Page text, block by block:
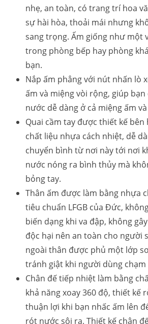
nhẹ, an toàn, có trang trí hoa
sự hài hòa, thoải mái nhưng
sang trọng. Ấm giống như một
trong phòng bếp hay phòng
bạn.
Nắp ấm phẳng với nút nhấn lò
ấm và miệng vòi rộng, giúp
nước dễ dàng ở cả miệng ấm
Quai cầm tay được thiết kế bên
chất liệu nhựa cách nhiệt, dễ
chuyển bình từ nơi này tới nơi
nước nóng ra bình thủy mà
bỏng tay.
Thân ấm được làm bằng nhựa
tiêu chuẩn LFGB của Đức,
biến dạng khi va đập, không
độc hại nên an toàn cho người
ngoài thân được phủ một lớp
tránh giật khi người dùng chạm
Chân đế tiếp nhiệt làm bằng
khả năng xoay 360 độ, thiết kế
thuận lợi khi bạn nhấc ấm lên
rót nước sôi ra. Thiết kế chân